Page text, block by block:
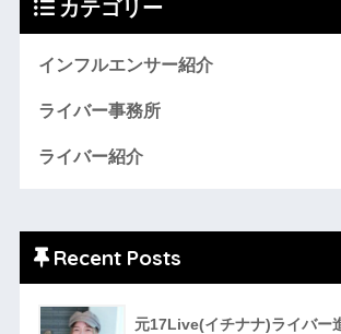
カテゴリー
インフルエンサー紹介
ライバー事務所
ライバー紹介
Recent Posts
元17Live(イチナナ)ライバー